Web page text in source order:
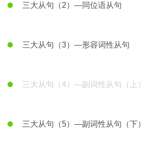
三大从句（2）—同位语从句
三大从句（3）—形容词性从句
三大从句（4）—副词性从句（上）
三大从句（5）—副词性从句（下）